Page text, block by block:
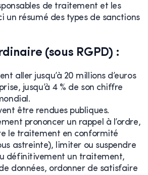
de traitement et les
un résumé des types de sanctions
(sous RGPD) :
aller jusqu’à 20 millions d’euros
jusqu’à 4 % de son chiffre
être rendues publiques.
prononcer un rappel à l’ordre,
le traitement en conformité
astreinte), limiter ou suspendre
définitivement un traitement,
données, ordonner de satisfaire